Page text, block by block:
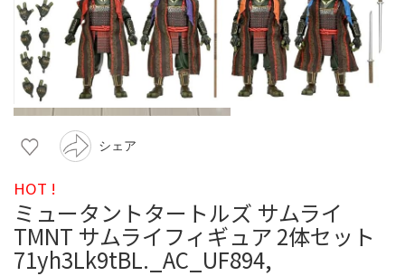
シェア
HOT !
ミュータントタートルズ サムライ
TMNT サムライフィギュア 2体セット
71yh3Lk9tBL._AC_UF894,